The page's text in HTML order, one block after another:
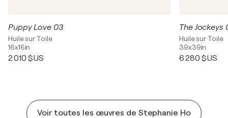
Puppy Love 03
Huile sur Toile
16x16in
2 010 $US
The Jockeys
Huile sur Toile
39x39in
6 280 $US
Voir toutes les œuvres de Stephanie Ho